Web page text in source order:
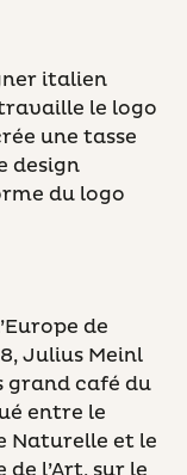
italien
le logo
une tasse
design
du logo
de
Julius Meinl
grand café du
entre le
Naturelle et le
de l’Art, sur le